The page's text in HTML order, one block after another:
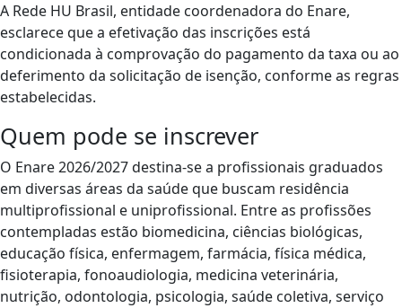
A Rede HU Brasil, entidade coordenadora do Enare,
esclarece que a efetivação das inscrições está
condicionada à comprovação do pagamento da taxa ou ao
deferimento da solicitação de isenção, conforme as regras
estabelecidas.
Quem pode se inscrever
O Enare 2026/2027 destina-se a profissionais graduados
em diversas áreas da saúde que buscam residência
multiprofissional e uniprofissional. Entre as profissões
contempladas estão biomedicina, ciências biológicas,
educação física, enfermagem, farmácia, física médica,
fisioterapia, fonoaudiologia, medicina veterinária,
nutrição, odontologia, psicologia, saúde coletiva, serviço